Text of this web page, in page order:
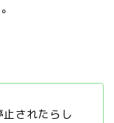
されたらし